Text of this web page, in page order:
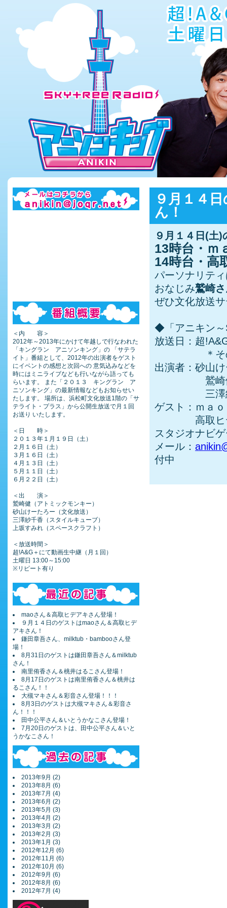
９月１４
ん！
９月１４日(土)
13時台・ｍ
14時台・高
パーソナリテ
おなじみ鷲崎
ぜひ文化放送
◆「アニキン～
放送日：超
＊その他
出演者：砂山
鷲崎
三澤紗千香
ゲスト：ｍａ
高取ヒデア
スタジオナビ
メール：
付中
＜内 容＞
2012年～2013年にかけて年越しで行なわれた
「キングラン アニソンキング」の 「サテラ
イト」番組として、2012年の出演者をゲスト
にイベントの感想と次回への 意気込みなどを
時にはミニライブなども行いながら語っても
らいます。 また「２０１３ キングラン ア
ニソンキング」の最新情報などもお知らせい
たします。 場所は、浜松町文化放送1階の「サ
テライト・プラス」から公開生放送で月１回
お送り いたします。
＜日 時＞
２０１３年１月１９日（土）
２月１６日（土）
３月１６日（土）
４月１３日（土）
５月１１日（土）
６月２２日（土）
＜出 演＞
鷲崎健（アトミックモンキー）
砂山けーたろー（文化放送）
三澤紗千香（スタイルキューブ）
上坂すみれ（スペースクラフト）
＜放送時間＞
超!A&G＋にて動画生中継（月１回）
土曜日 13:00～15:00
※リピート有り
maoさん＆高取ヒデアキさん登場！
９月１４日のゲストはmaoさん＆高取ヒデ
アキさん！
鎌田章吾さん、milktub・bambooさん登
場！
8月31日のゲストは鎌田章吾さん＆milktub
さん！
南里侑香さん＆桃井はるこさん登場！
8月17日のゲストは南里侑香さん＆桃井は
るこさん！！
大槻マキさん＆彩音さん登場！！！
8月3日のゲストは大槻マキさん＆彩音さ
ん！！！
田中公平さん＆いとうかなこさん登場！
7月20日のゲストは、田中公平さん＆いと
うかなこさん！
2013年9月 (2)
2013年8月 (6)
2013年7月 (4)
2013年6月 (2)
2013年5月 (3)
2013年4月 (2)
2013年3月 (2)
2013年2月 (3)
2013年1月 (3)
2012年12月 (6)
2012年11月 (6)
2012年10月 (6)
2012年9月 (6)
2012年8月 (6)
2012年7月 (4)